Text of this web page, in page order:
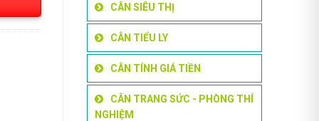
CÂN SIÊU THỊ
CÂN TIỂU LY
CÂN TÍNH GIÁ TIỀN
CÂN TRANG SỨC - PHÒNG THÍ
NGHIỆM